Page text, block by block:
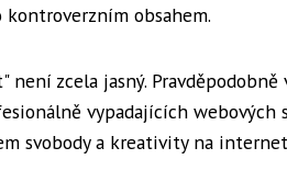
obsahem.
není zcela jasný.
vypadajících webových
svobody a kreativity na